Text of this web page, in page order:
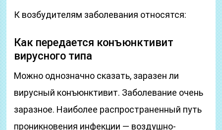
К возбудителям заболевания относятся:
Как передается конъюнктивит
вирусного типа
Можно однозначно сказать, заразен ли
вирусный конъюнктивит. Заболевание очень
заразное. Наиболее распространенный путь
проникновения инфекции — воздушно-